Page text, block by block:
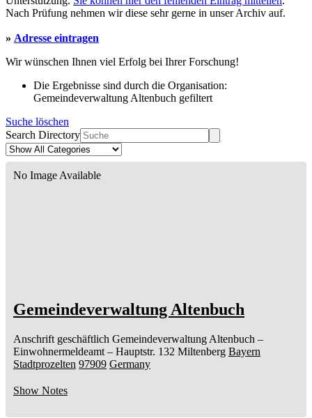
Nach Prüfung nehmen wir diese sehr gerne in unser Archiv auf.
» Adresse eintragen
Wir wünschen Ihnen viel Erfolg bei Ihrer Forschung!
Die Ergebnisse sind durch die Organisation:
Gemeindeverwaltung Altenbuch gefiltert
Suche löschen
Search Directory
No Image Available
Gemeindeverwaltung Altenbuch
Anschrift geschäftlich Gemeindeverwaltung Altenbuch –
Einwohnermeldeamt – Hauptstr. 132 Miltenberg Bayern
Stadtprozelten 97909 Germany
Show Notes